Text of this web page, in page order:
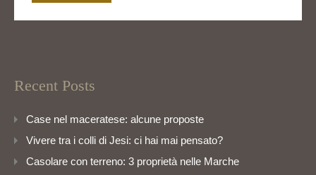
Recent Posts
Case nel maceratese: alcune proposte
Vivere tra i colli di Jesi: ci hai mai pensato?
Casolare con terreno: 3 proprietà nelle Marche